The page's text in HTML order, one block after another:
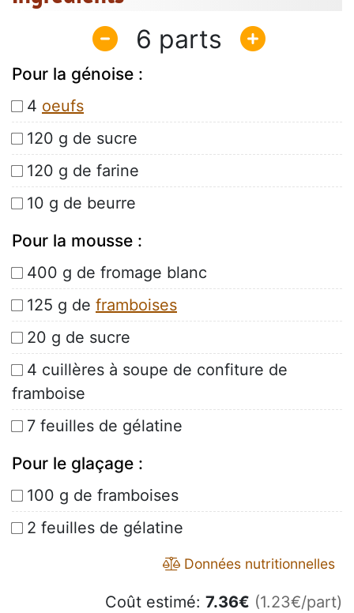
6
Pour la génoise :
4 oeufs
120 g de sucre
120 g de farine
10 g de beurre
Pour la mousse :
400 g de fromage blanc
125 g de framboises
20 g de sucre
4 cuillères à soupe de confiture de
framboise
7 feuilles de gélatine
Pour le glaçage :
100 g de framboises
2 feuilles de gélatine
Données nutritionnelles
Coût estimé: 7.36€ (1.23€/part)